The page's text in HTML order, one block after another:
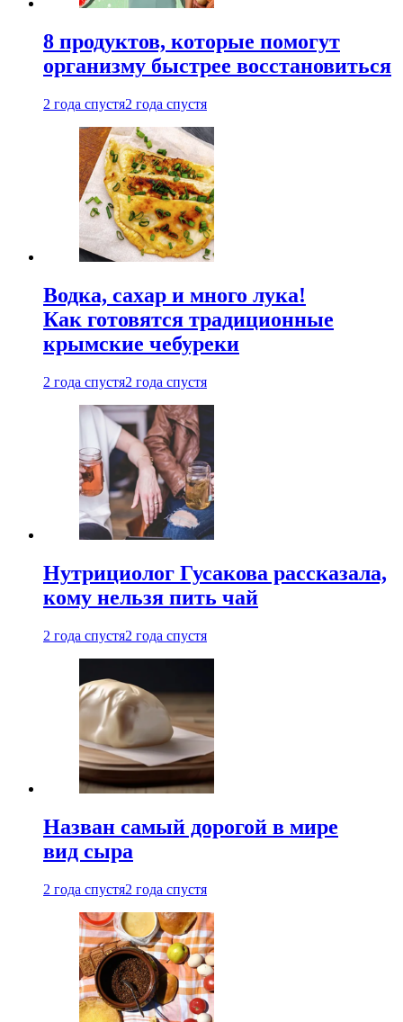
8 продуктов, которые помогут
организму быстрее восстановиться
2 года спустя2 года спустя
Водка, сахар и много лука!
Как готовятся традиционные
крымские чебуреки
2 года спустя2 года спустя
Нутрициолог Гусакова рассказала,
кому нельзя пить чай
2 года спустя2 года спустя
Назван самый дорогой в мире
вид сыра
2 года спустя2 года спустя